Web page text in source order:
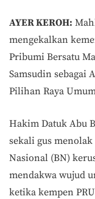
AYER KEROH:
mengekalkan
Pribumi Bersatu
Samsudin sebagai
Pilihan Raya
Hakim Datuk Abu
sekali gus
Nasional (BN)
mendakwa wujud
ketika kempen